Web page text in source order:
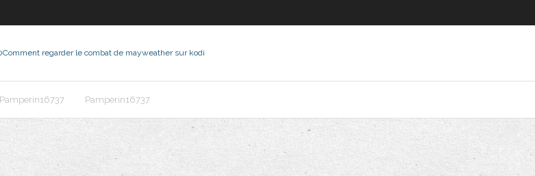
Comment regarder le combat de mayweather sur kodi
Pamperin16737 Pamperin16737